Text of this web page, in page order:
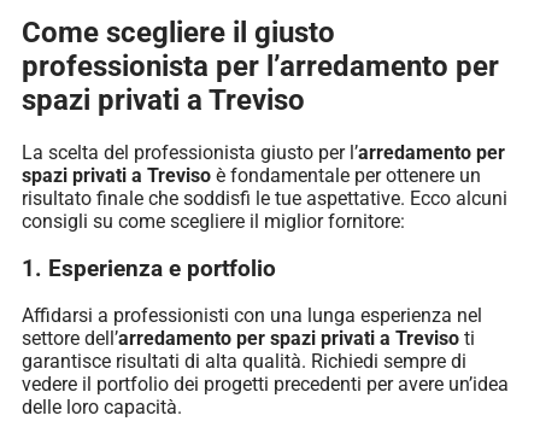
Come scegliere il giusto
professionista per l’arredamento per
spazi privati a Treviso
La scelta del professionista giusto per l’arredamento per
spazi privati a Treviso è fondamentale per ottenere un
risultato finale che soddisfi le tue aspettative. Ecco alcuni
consigli su come scegliere il miglior fornitore:
1. Esperienza e portfolio
Affidarsi a professionisti con una lunga esperienza nel
settore dell’arredamento per spazi privati a Treviso ti
garantisce risultati di alta qualità. Richiedi sempre di
vedere il portfolio dei progetti precedenti per avere un’idea
delle loro capacità.